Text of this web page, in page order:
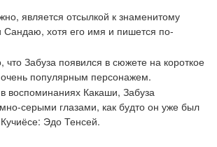
является отсылкой к знаменитому
хотя его имя и пишется по-
что Забуза появился в сюжете на короткое
популярным персонажем.
воспоминаниях Какаши, Забуза
серыми глазами, как будто он уже был
Эдо Тенсей.